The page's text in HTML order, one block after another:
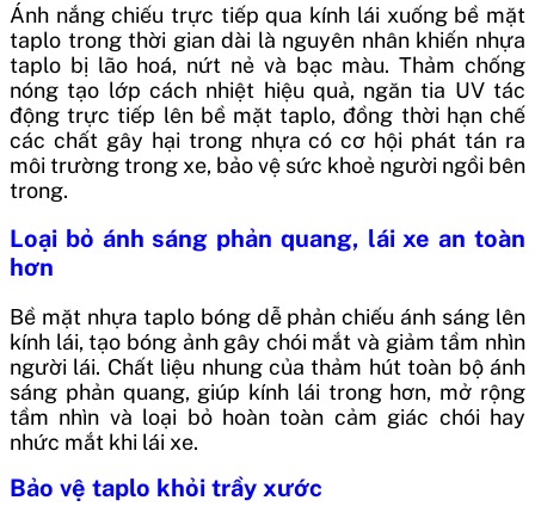
Ánh nắng chiếu trực tiếp qua kính lái xuống bề mặt
taplo trong thời gian dài là nguyên nhân khiến nhựa
taplo bị lão hoá, nứt nẻ và bạc màu. Thảm chống
nóng tạo lớp cách nhiệt hiệu quả, ngăn tia UV tác
động trực tiếp lên bề mặt taplo, đồng thời hạn chế
các chất gây hại trong nhựa có cơ hội phát tán ra
môi trường trong xe, bảo vệ sức khoẻ người ngồi bên
trong.
Loại bỏ ánh sáng phản quang, lái xe an toàn
hơn
Bề mặt nhựa taplo bóng dễ phản chiếu ánh sáng lên
kính lái, tạo bóng ảnh gây chói mắt và giảm tầm nhìn
người lái. Chất liệu nhung của thảm hút toàn bộ ánh
sáng phản quang, giúp kính lái trong hơn, mở rộng
tầm nhìn và loại bỏ hoàn toàn cảm giác chói hay
nhức mắt khi lái xe.
Bảo vệ taplo khỏi trầy xước